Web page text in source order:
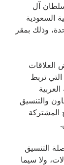
سلطان آل
السعودية
وذلك بمقر
العلاقات
التي تربط
والتنسيق
المشتركة
التنسيق
ولا سيما